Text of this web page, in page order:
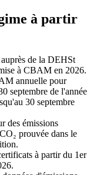
à partir
de la DEHSt
à CBAM en 2026.
annuelle pour
septembre de l'année
30 septembre
des émissions
prouvée dans le
à partir du 1er